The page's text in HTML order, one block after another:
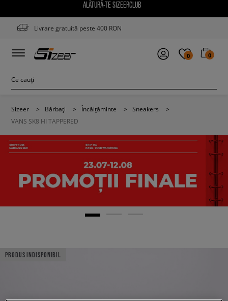
ALĂTURĂ-TE SIZEERCLUB
Livrare gratuită peste 400 RON
0 0
Sizeer > Bărbați > Încălțăminte > Sneakers
>
VANS SK8 HI TAPPERED
PRODUS INDISPONIBIL